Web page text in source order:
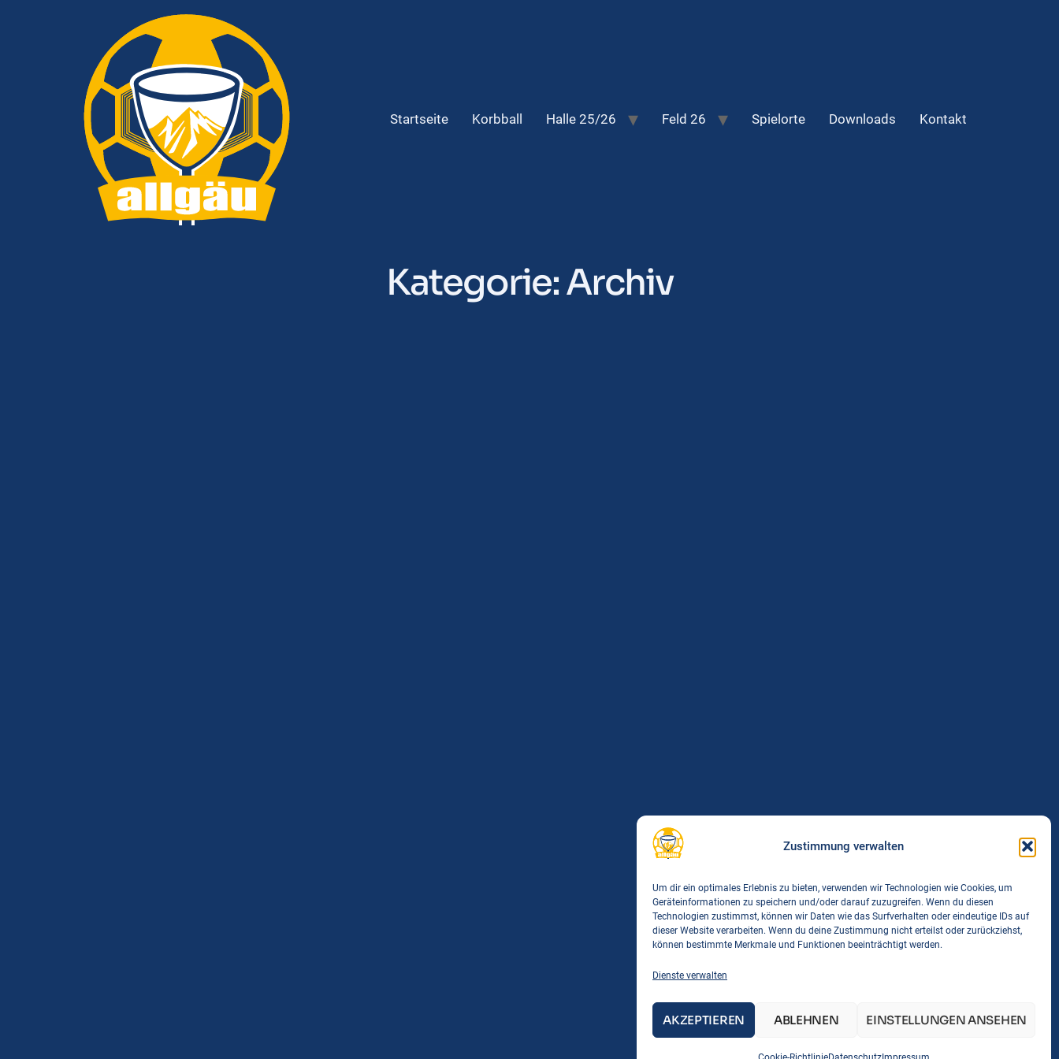
Zustimmung verwalten
Um dir ein optimales Erlebnis zu bieten, verwenden wir Technologien wie Cookies, um
Geräteinformationen zu speichern und/oder darauf zuzugreifen. Wenn du diesen
Technologien zustimmst, können wir Daten wie das Surfverhalten oder eindeutige IDs auf
dieser Website verarbeiten. Wenn du deine Zustimmung nicht erteilst oder zurückziehst,
können bestimmte Merkmale und Funktionen beeinträchtigt werden.
Dienste verwalten
AKZEPTIEREN ABLEHNEN EINSTELLUNGEN ANSEHEN
Startseite Korbball Halle 25/26 Feld 26 Spielorte Downloads Kontakt
Kategorie: Archiv